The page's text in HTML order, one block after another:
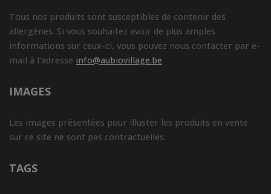
Tous nos produits sont susceptibles de contenir des
allergènes. Si vous souhaitez avoir de plus amples
informations sur ceux-ci, vous pouvez nous contacter par e-
mail à l'adresse info@aubiovillage.be
IMAGES
Les images présentées pour illuster les produits en vente
sur ce site ne sont pas contractuelles.
TAGS